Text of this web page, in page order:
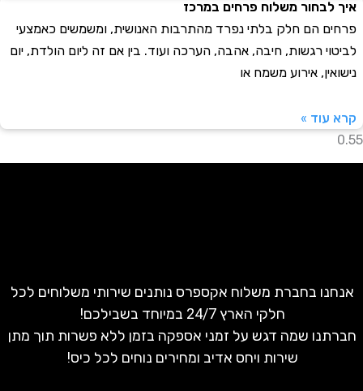
משלוח פרחים במרכז
הם חלק בלתי נפרד מהתרבות האנושית, ומשמשים כאמצעי
רגשות, חיבה, אהבה, הערכה ועוד. בין אם זה ליום הולדת, יום
אירוע משמח או
»
בחברת משלוח אקספרס נותנים שירותי משלוחים לכל
חלקי הארץ 24/7 במיוחד בשבילכם!
שמה דגש על זמני אספקה בזמן ללא פשרות תוך מתן
שירות ויחס אדיב ומחירים נוחים לכל כיס!